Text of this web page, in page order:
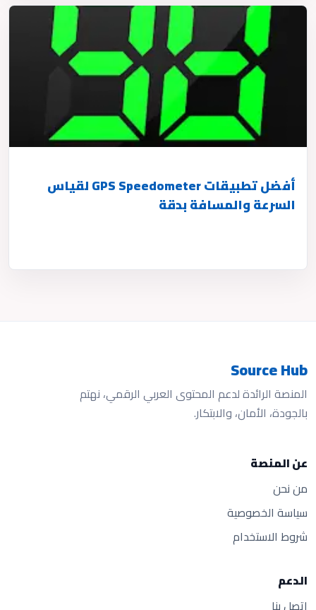
أفضل تطبيقات GPS Speedometer لقياس
السرعة والمسافة بدقة
Source Hub
المنصة الرائدة لدعم المحتوى العربي الرقمي، نهتم
بالجودة، الأمان، والابتكار.
عن المنصة
من نحن
سياسة الخصوصية
شروط الاستخدام
الدعم